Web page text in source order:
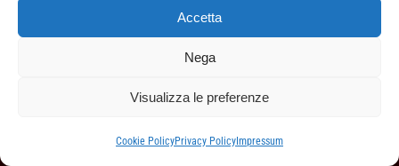
Accetta
Nega
Visualizza le preferenze
Cookie PolicyPrivacy Policy Impressum
Via Fratelli Rosselli, 131– 27058 Voghera PV
tel. 0383 212433
dal Lunedì al Venerdì dalle 8.30 alle 12.00 e dalle
Sabato dalle 8.30 alle 12.00